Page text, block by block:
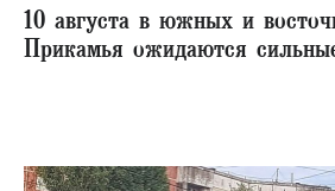
10 августа в южных и
Прикамья ожидаются